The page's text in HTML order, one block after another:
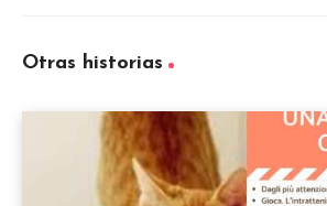
Otras historias